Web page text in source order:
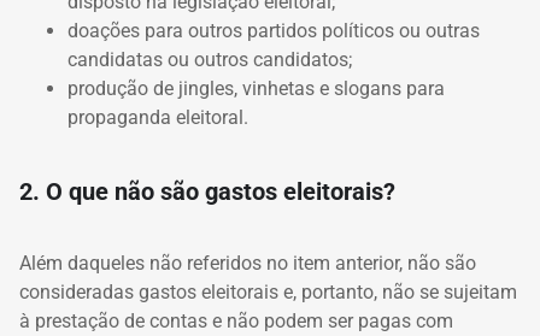
doações para outros partidos políticos ou outras
candidatas ou outros candidatos;
produção de jingles, vinhetas e slogans para
propaganda eleitoral.
2. O que não são gastos eleitorais?
Além daqueles não referidos no item anterior, não são
consideradas gastos eleitorais e, portanto, não se sujeitam
à prestação de contas e não podem ser pagas com